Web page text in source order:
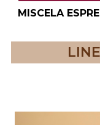
MISCELA